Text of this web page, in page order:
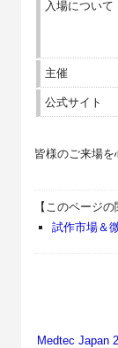
入場について
主催
公式サイト
皆様のご来場
【このページの
試作市場＆
Medtec Japan